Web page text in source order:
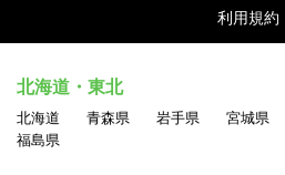
利用規約
北海道・東北
北海道 青森県 岩手県 宮城県
福島県